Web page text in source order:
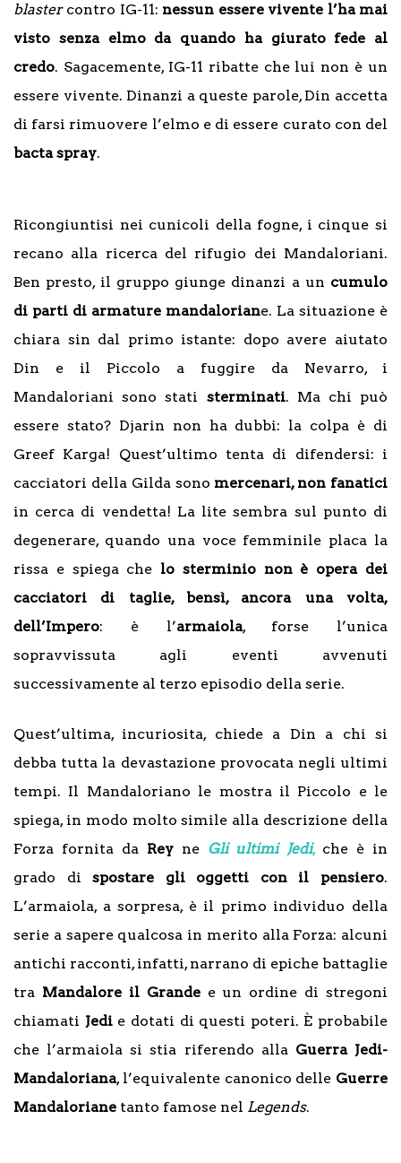
blaster contro IG-11: nessun essere vivente l’ha mai
visto senza elmo da quando ha giurato fede al
credo. Sagacemente, IG-11 ribatte che lui non è un
essere vivente. Dinanzi a queste parole, Din accetta
di farsi rimuovere l’elmo e di essere curato con del
bacta spray.
Ricongiuntisi nei cunicoli della fogne, i cinque si
recano alla ricerca del rifugio dei Mandaloriani.
Ben presto, il gruppo giunge dinanzi a un cumulo
di parti di armature mandaloriane. La situazione è
chiara sin dal primo istante: dopo avere aiutato
Din e il Piccolo a fuggire da Nevarro, i
Mandaloriani sono stati sterminati. Ma chi può
essere stato? Djarin non ha dubbi: la colpa è di
Greef Karga! Quest’ultimo tenta di difendersi: i
cacciatori della Gilda sono mercenari, non fanatici
in cerca di vendetta! La lite sembra sul punto di
degenerare, quando una voce femminile placa la
rissa e spiega che lo sterminio non è opera dei
cacciatori di taglie, bensì, ancora una volta,
dell’Impero: è l’armaiola, forse l’unica
sopravvissuta agli eventi avvenuti
successivamente al terzo episodio della serie.
Quest’ultima, incuriosita, chiede a Din a chi si
debba tutta la devastazione provocata negli ultimi
tempi. Il Mandaloriano le mostra il Piccolo e le
spiega, in modo molto simile alla descrizione della
Forza fornita da Reyne Gli ultimi Jedi, che è in
grado dispostare gli oggetti con il pensiero.
L’armaiola, a sorpresa, è il primo individuo della
serie a sapere qualcosa in merito alla Forza: alcuni
antichi racconti, infatti, narrano di epiche battaglie
tra Mandalore il Grandee un ordine di stregoni
chiamati Jedi e dotati di questi poteri. È probabile
che l’armaiola si stia riferendo alla Guerra Jedi-
Mandaloriana, l’equivalente canonico delle Guerre
Mandaloriane tanto famose nel Legends.